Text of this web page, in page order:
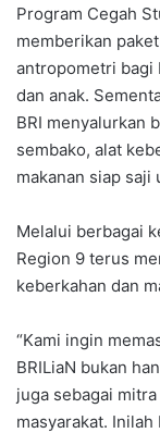
Program Cegah
memberikan
antropometri bagi
dan anak.
BRI menyalurkan
sembako, alat
makanan siap saji
Melalui berbagai
Region 9 terus
keberkahan dan
“Kami ingin
BRILiaN bukan
juga sebagai
masyarakat.